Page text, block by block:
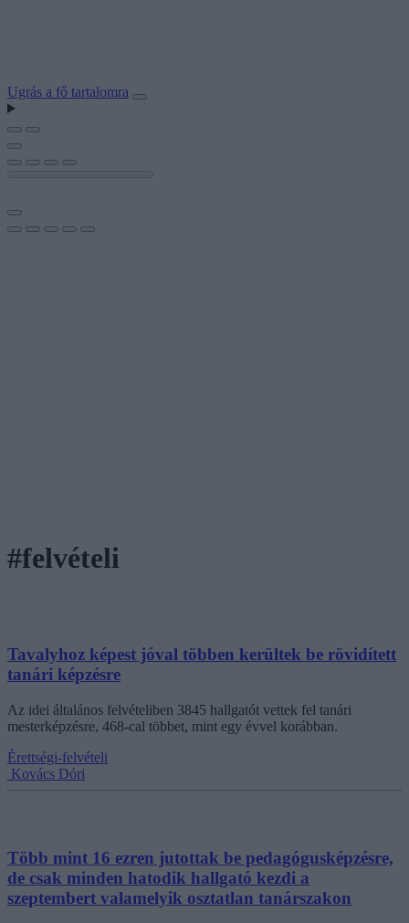
Ugrás a fő tartalomra
#felvételi
Tavalyhoz képest jóval többen kerültek be rövidített
tanári képzésre
Az idei általános felvételiben 3845 hallgatót vettek fel tanári
mesterképzésre, 468-cal többet, mint egy évvel korábban.
Érettségi-felvételi
Kovács Dóri
Több mint 16 ezren jutottak be pedagógusképzésre,
de csak minden hatodik hallgató kezdi a
szeptembert valamelyik osztatlan tanárszakon